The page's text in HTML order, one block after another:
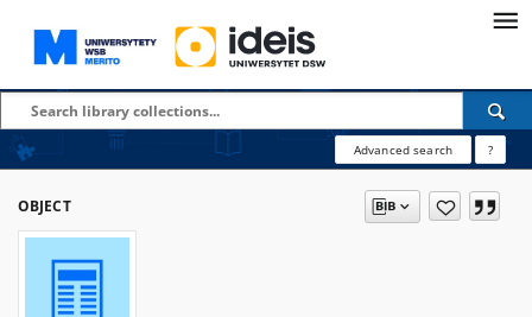
Advanced search ?
OBJECT